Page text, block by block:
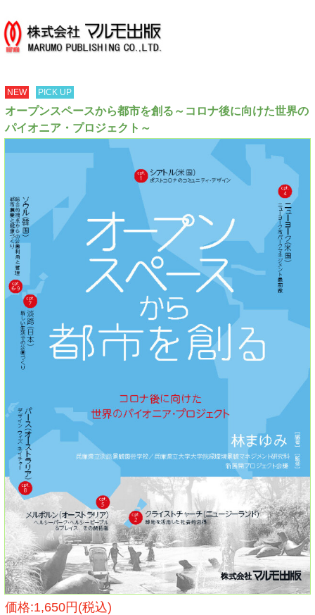
NEW PICK UP
オープンスペースから都市を創る～コロナ後に向けた世界の
パイオニア・プロジェクト～
価格:1,650円(税込)